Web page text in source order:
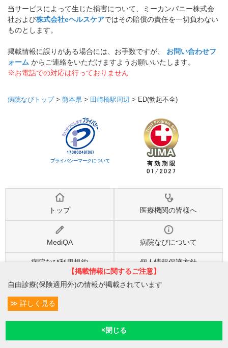
当サービスによって生じた損害について、ミーカンパニー株式会
社および株式会社eヘルスケアではその賠償の責任を一切負わない
ものとします。
掲載情報に誤りがある場合には、お手数ですが、 お問い合わせフ
ォーム からご連絡をいただけますようお願いいたします。
※お電話での対応は行っておりません
病院なびトップ> 熊本県 > 田崎橋駅周辺 > ED(勃起不全)
プライバシーマークについて
トップ 医療機関の皆様へ
MediQA 病院なびについて
病院なび利用規約 個人情報保護方針
現在診療
【掲載情報に関するご注意】
自由診療(保険適用外)の情報が掲載されています
詳しく見る